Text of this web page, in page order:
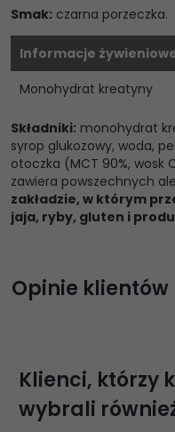
Smak: czarna porzeczka.
Informacje
Monohydrat kreatyny
Składniki: monohydrat
syrop glukozowy, woda,
otoczka (MCT 90%, wosk
zawiera powszechnych
zakładzie, w którym
jaja, ryby, gluten i
Opinie klientów
Klienci, którzy
wybrali